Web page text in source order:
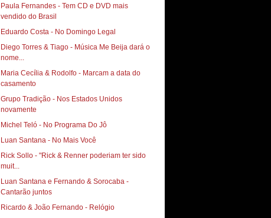
Paula Fernandes - Tem CD e DVD mais
vendido do Brasil
Eduardo Costa - No Domingo Legal
Diego Torres & Tiago - Música Me Beija dará o
nome...
Maria Cecília & Rodolfo - Marcam a data do
casamento
Grupo Tradição - Nos Estados Unidos
novamente
Michel Teló - No Programa Do Jô
Luan Santana - No Mais Você
Rick Sollo - "Rick & Renner poderiam ter sido
muit...
Luan Santana e Fernando & Sorocaba -
Cantarão juntos
Ricardo & João Fernando - Relógio